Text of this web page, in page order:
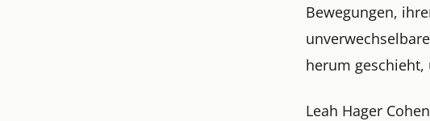
Bewegungen,
herum
Leah Hager